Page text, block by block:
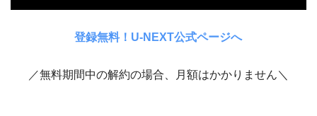
登録無料！U-NEXT公式ページへ
／無料期間中の解約の場合、月額はかかりません＼